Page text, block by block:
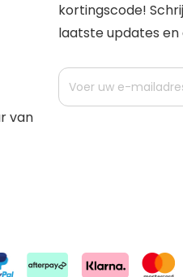
van
kortingscode!
laatste updates en
Abonneer
op